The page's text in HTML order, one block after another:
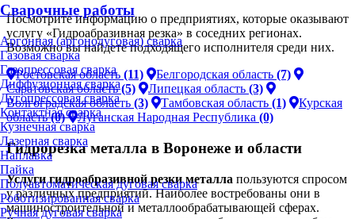
Сварочные работы
Аргонная (аргонодуговая) сварка
Газовая сварка
Газопрессовая сварка
Диффузионная сварка
Дугопрессовая сварка
Контактная сварка
Кузнечная сварка
Лазерная сварка
Наплавка
Пайка
Полуавтоматическая дуговая сварка
Роботизированная сварка
Ручная дуговая сварка
Посмотрите информацию о предприятиях, которые оказывают
услугу «Гидроабразивная резка» в соседних регионах.
Возможно вы найдете подходящего исполнителя среди них.
Ростовская область (11) Белгородская область (7)
Саратовская область(5) Липецкая область (3)
Волгоградская область (3) Тамбовская область (1)
Курская
область(0) Луганская Народная Республика (0)
Гидрорезка металла в Воронеже и области
Услуги гидроабразивной резки металла пользуются спросом
у различных предприятий. Наиболее востребованы они в
машиностроительной и металлообрабатывающей сферах.